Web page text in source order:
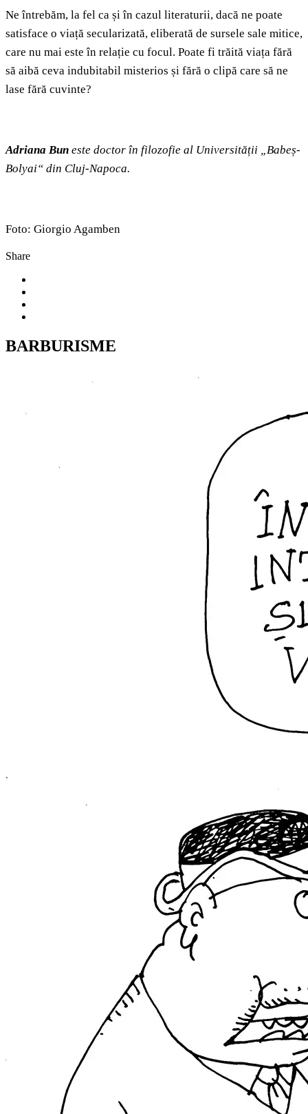
Ne întrebăm, la fel ca și în cazul literaturii, dacă ne poate
satisface o viață secularizată, eliberată de sursele sale mitice,
care nu mai este în relație cu focul. Poate fi trăită viața fără
să aibă ceva indubitabil misterios și fără o clipă care să ne
lase fără cuvinte?
Adriana Bun este doctor în filozofie al Universității „Babeș-
Bolyai“ din Cluj-Napoca.
Foto: Giorgio Agamben
Share
BARBURISME